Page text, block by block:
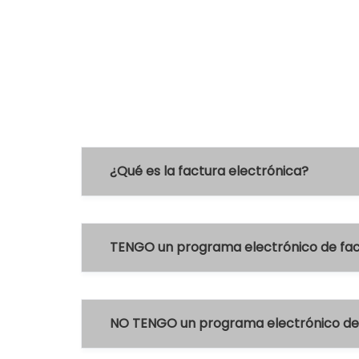
¿Qué es la factura electrónica?
TENGO un programa electrónico de
NO TENGO un programa electrónico